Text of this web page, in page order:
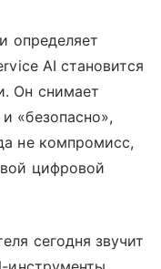
определяет
AI становится
Он снимает
«безопасно»,
не компромисс,
цифровой
сегодня звучит